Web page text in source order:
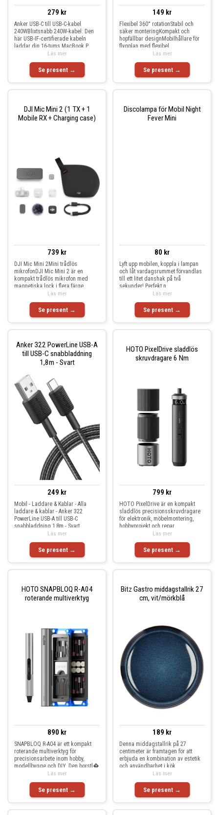
279 kr
Anker USB-C till USB-C-kabel
240WBlixtsnabb 240W-kabel: Den
här USB-IF-certifierade kabeln
laddar din 16-tums MacBook P
Se present →
Läs mer
149 kr
Flexibel 360° rotationStabil och
säker monteringKompakt och
hopfällbar designMobilhållare för
flygplan med flexibel
Se present →
Läs mer
DJI Mic Mini 2 (1 TX + 1
Mobile RX + Charging case)
739 kr
DJI Mic Mini 2Mini trådlös
mikrofonDJI Mic Mini 2 är en
kompakt trådlös mikrofon med
magnetiska lock i flera färge
Se present →
Läs mer
Discolampa för Mobil Night
Fever Mini
80 kr
Lyft upp mobilen, koppla i lampan
och låt vardagsrummet förvandlas
till ett litet danshak på två
sekunder! Perfekt n
Se present →
Läs mer
Anker 322 PowerLine USB-A
till USB-C snabbladdning
1,8m - Svart
249 kr
Mobil - Laddare & Kablar - Alla
laddare & kablar - Anker 322
PowerLine USB-A till USB-C
snabbladdning 1,8m - Svart
Se present →
Läs mer
HOTO PixelDrive sladdlös
skruvdragare 6 Nm
799 kr
HOTO PixelDrive är en kompakt
sladdlös precisionsskruvdragare
för elektronik, möbelmontering,
hobbyprojekt och repar
Se present →
Läs mer
HOTO SNAPBLOQ R-A04
roterande multiverktyg
890 kr
SNAPBLOQ R-A04 är ett kompakt
roterande multiverktyg för
precisionsarbete inom hobby,
modellbygge och DIY. Den borstl�
Se present →
Läs mer
Bitz Gastro middagstallrik 27
cm, vit/mörkblå
189 kr
Denna middagstallrik på 27
centimeter är framtagen för att
erbjuda en kombination av estetik
och användbarhet i kök
Se present →
Läs mer